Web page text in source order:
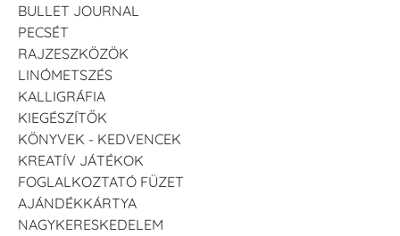
BULLET JOURNAL
PECSÉT
RAJZESZKÖZÖK
LINÓMETSZÉS
KALLIGRÁFIA
KIEGÉSZÍTŐK
KÖNYVEK - KEDVENCEK
KREATÍV JÁTÉKOK
FOGLALKOZTATÓ FÜZET
AJÁNDÉKKÁRTYA
NAGYKERESKEDELEM